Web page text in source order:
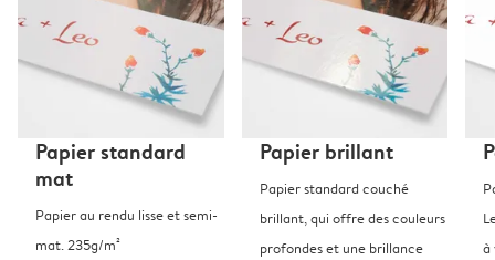
Papier standard
mat
Papier au rendu lisse et semi-
mat. 235g/m²
Papier brillant
Papier standard couché
brillant, qui offre des couleurs
profondes et une brillance
à